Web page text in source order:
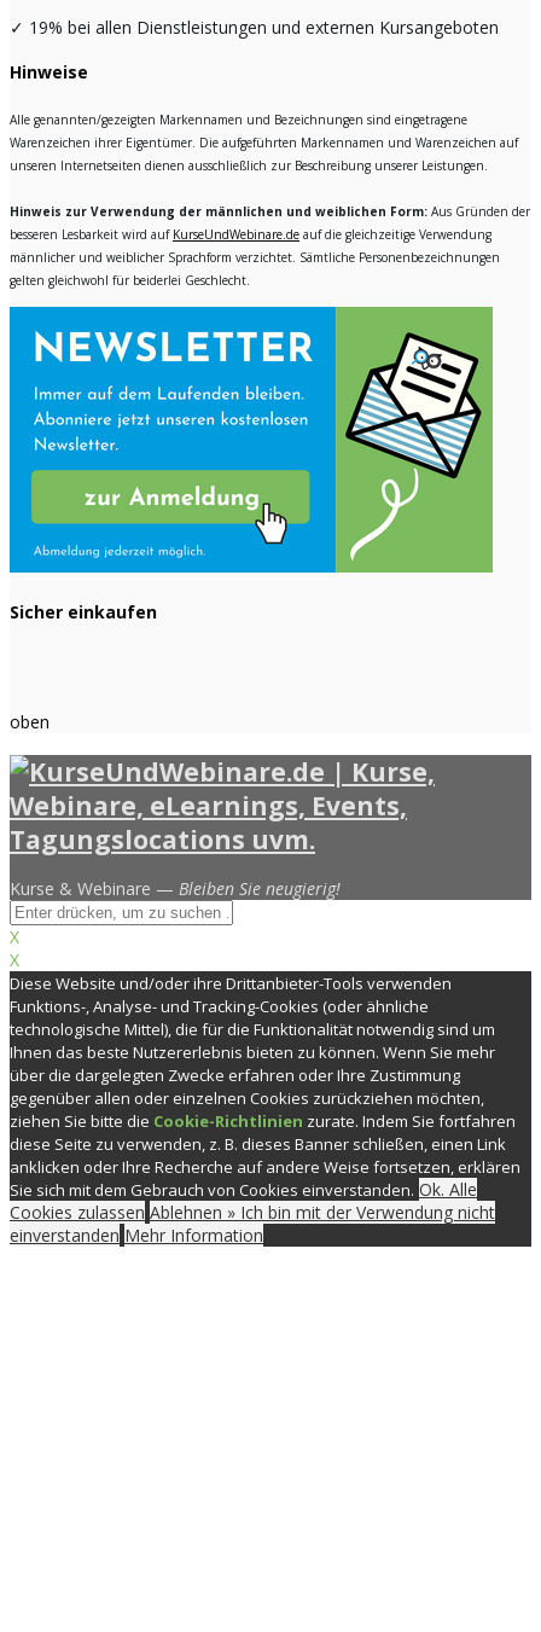
✓ 19% bei allen Dienstleistungen und externen Kursangeboten
Hinweise
Alle genannten/gezeigten Markennamen und Bezeichnungen sind eingetragene
Warenzeichen ihrer Eigentümer. Die aufgeführten Markennamen und Warenzeichen auf
unseren Internetseiten dienen ausschließlich zur Beschreibung unserer Leistungen.
Hinweis zur Verwendung der männlichen und weiblichen Form: Aus Gründen der
besseren Lesbarkeit wird auf KurseUndWebinare.de auf die gleichzeitige Verwendung
männlicher und weiblicher Sprachform verzichtet. Sämtliche Personenbezeichnungen
gelten gleichwohl für beiderlei Geschlecht.
Sicher einkaufen
oben
Kurse & Webinare — Bleiben Sie neugierig!
X
X
Diese Website und/oder ihre Drittanbieter-Tools verwenden
Funktions-, Analyse- und Tracking-Cookies (oder ähnliche
technologische Mittel), die für die Funktionalität notwendig sind um
Ihnen das beste Nutzererlebnis bieten zu können. Wenn Sie mehr
über die dargelegten Zwecke erfahren oder Ihre Zustimmung
gegenüber allen oder einzelnen Cookies zurückziehen möchten,
ziehen Sie bitte die Cookie-Richtlinien zurate. Indem Sie fortfahren
diese Seite zu verwenden, z. B. dieses Banner schließen, einen Link
anklicken oder Ihre Recherche auf andere Weise fortsetzen, erklären
Sie sich mit dem Gebrauch von Cookies einverstanden. Ok. Alle
Cookies zulassen Ablehnen » Ich bin mit der Verwendung nicht
einverstanden Mehr Information